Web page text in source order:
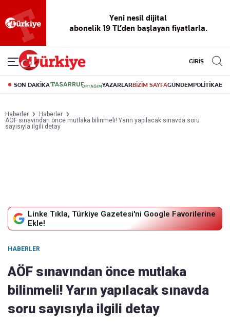
Yeni nesil dijital
abonelik 19 TL’den başlayan fiyatlarla.
GİRİŞ
SON DAKİKA YAZARLARBİZİM SAYFAGÜNDEMPOLİTİKA
Haberler
Haberler
AÖF sınavından önce mutlaka bilinmeli! Yarın yapılacak sınavda soru
sayısıyla ilgili detay
Linke Tıkla, Türkiye Gazetesi'ni Google Favorilerine
Ekle!
HABERLER
AÖF sınavından önce mutlaka
bilinmeli! Yarın yapılacak sınavda
soru sayısıyla ilgili detay